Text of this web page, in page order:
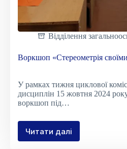
Відділення
Воркшоп «Стереометрія
У рамках тижня циклової
дисциплін 15 жовтня 2024
воркшоп під…
Читати далі
Воркшоп